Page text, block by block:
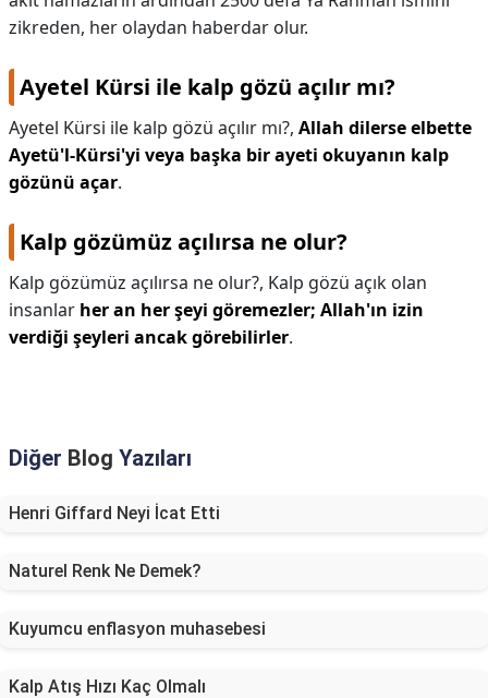
zikreden, her olaydan haberdar olur.
Ayetel Kürsi ile kalp gözü açılır mı?
Ayetel Kürsi ile kalp gözü açılır mı?, Allah dilerse elbette
Ayetü'l-Kürsi'yi veya başka bir ayeti okuyanın kalp
gözünü açar.
Kalp gözümüz açılırsa ne olur?
Kalp gözümüz açılırsa ne olur?, Kalp gözü açık olan
insanlar her an her şeyi göremezler; Allah'ın izin
verdiği şeyleri ancak görebilirler.
Diğer Blog Yazıları
Henri Giffard Neyi İcat Etti
Naturel Renk Ne Demek?
Kuyumcu enflasyon muhasebesi
Kalp Atış Hızı Kaç Olmalı